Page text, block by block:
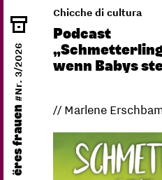
ëres frauen
#Nr. 3/2026
Chicche di cultura
Podcast
wenn Babys
// Marlene